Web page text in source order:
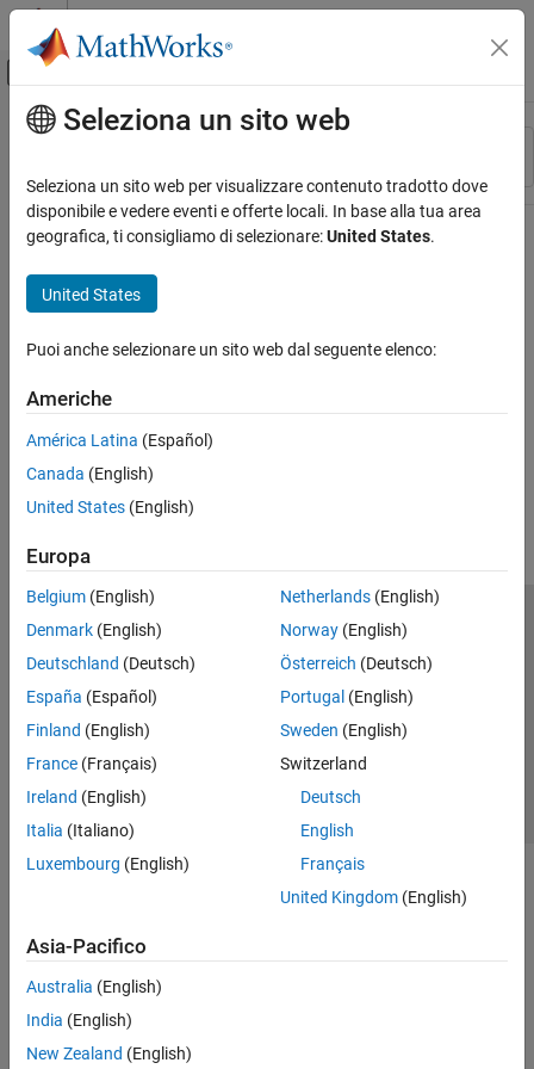
Vai al contenuto
Attiva/disattiva menu di navigazione
Risorsa
Stato
Contenuto principale
Seleziona un sito web
Seleziona un sito web per visualizzare contenuto tradotto dove
disponibile e vedere eventi e offerte locali. In base alla tua area
geografica, ti consigliamo di selezionare:United States.
United States
Puoi anche selezionare un sito web dal seguente elenco:
Americhe
América Latina (Español)
Canada (English)
United States (English)
Europa
Belgium (English)
Denmark (English)
Deutschland (Deutsch)
España (Español)
Finland (English)
France (Français)
Ireland (English)
Italia (Italiano)
Luxembourg (English)
Netherlands(English)
Norway(English)
Österreich (Deutsch)
Portugal (English)
Sweden (English)
Switzerland
Deutsch
English
Français
United Kingdom(English)
Asia-Pacifico
Australia (English)
India (English)
New Zealand (English)
Centro di fiducia
Informativa sulla privacy
Antipirateria
Stato dell'applicazione
Contatti
© 1994-2026 The MathWorks, Inc.